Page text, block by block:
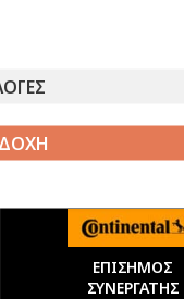
ΕΠΙΣΗΜΟΣ
ΣΥΝΕΡΓΑΤΗΣ